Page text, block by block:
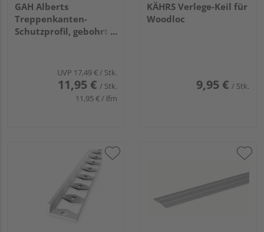
GAH Alberts
Treppenkanten-
Schutzprofil, gebohrt,
1000x45x23x2,5mm
UVP 17,49 €/ Stk.
11,95 € / Stk.
11,95 € / lfm
KÄHRS Verlege-Keil für
Woodloc
9,95 € / Stk.